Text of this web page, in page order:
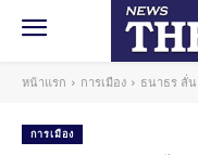
หน้าแรก การเมือง ธนาธร ลั่น
การเมือง